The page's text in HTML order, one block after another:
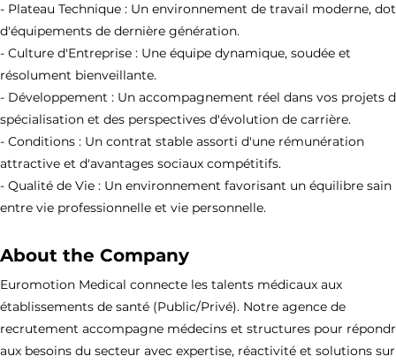
- Plateau Technique : Un environnement de travail moderne,
d'équipements de dernière génération.
- Culture d'Entreprise : Une équipe dynamique, soudée et
résolument bienveillante.
- Développement : Un accompagnement réel dans vos projets
spécialisation et des perspectives d'évolution de carrière.
- Conditions : Un contrat stable assorti d'une rémunération
attractive et d'avantages sociaux compétitifs.
- Qualité de Vie : Un environnement favorisant un équilibre sain
entre vie professionnelle et vie personnelle.
About the Company
Euromotion Medical connecte les talents médicaux aux
établissements de santé (Public/Privé). Notre agence de
recrutement accompagne médecins et structures pour
aux besoins du secteur avec expertise, réactivité et solutions sur